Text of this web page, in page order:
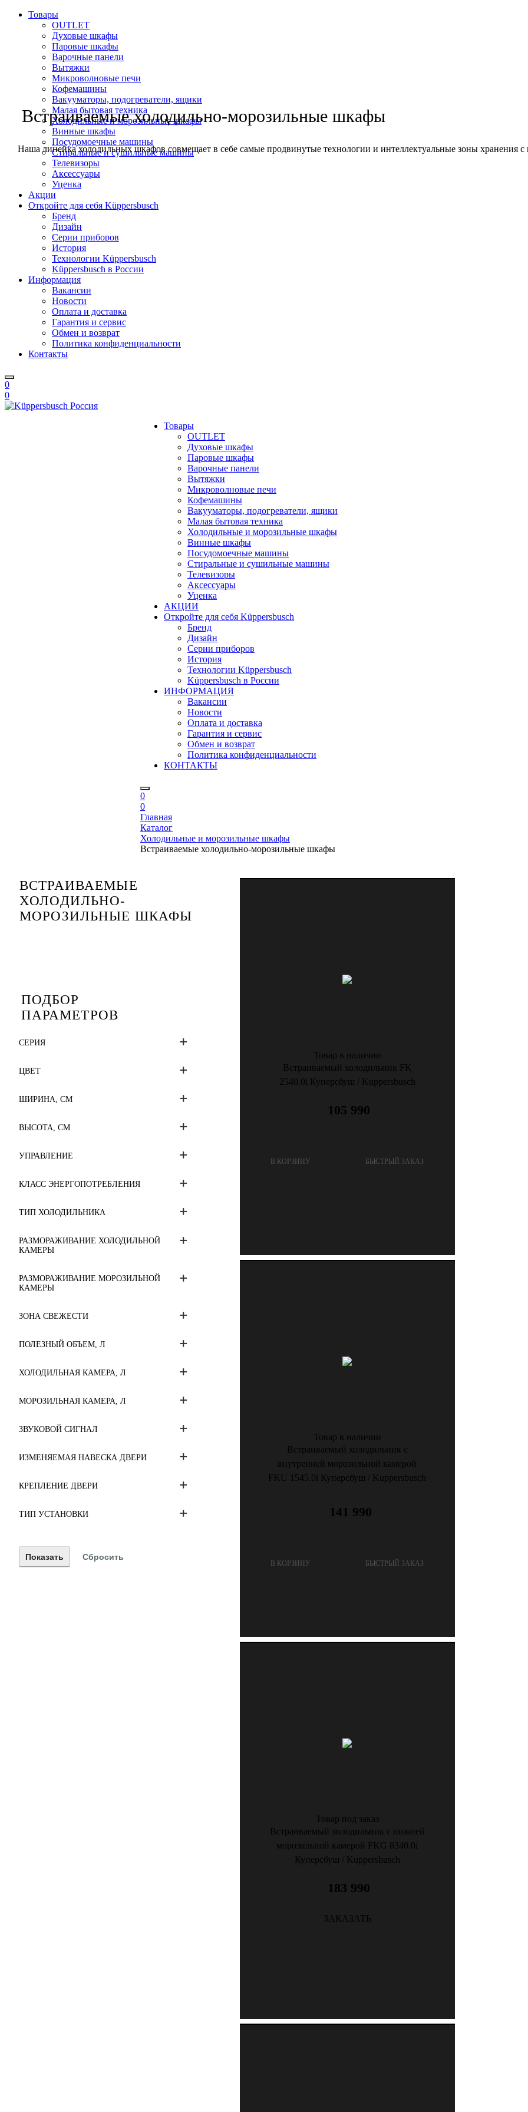
Товары
OUTLET
Духовые шкафы
Паровые шкафы
Варочные панели
Вытяжки
Микроволновые печи
Кофемашины
Вакууматоры, подогреватели, ящики
Малая бытовая техника
Холодильные и морозильные шкафы
Винные шкафы
Посудомоечные машины
Стиральные и сушильные машины
Телевизоры
Аксессуары
Уценка
Акции
Откройте для себя Küppersbusch
Бренд
Дизайн
Серии приборов
История
Технологии Küppersbusch
Küppersbusch в России
Информация
Вакансии
Новости
Оплата и доставка
Гарантия и сервис
Обмен и возврат
Политика конфиденциальности
Контакты
0
0
Товары
OUTLET
Духовые шкафы
Паровые шкафы
Варочные панели
Вытяжки
Микроволновые печи
Кофемашины
Вакууматоры, подогреватели, ящики
Малая бытовая техника
Холодильные и морозильные шкафы
Винные шкафы
Посудомоечные машины
Стиральные и сушильные машины
Телевизоры
Аксессуары
Уценка
АКЦИИ
Откройте для себя Küppersbusch
Бренд
Дизайн
Серии приборов
История
Технологии Küppersbusch
Küppersbusch в России
ИНФОРМАЦИЯ
Вакансии
Новости
Оплата и доставка
Гарантия и сервис
Обмен и возврат
Политика конфиденциальности
КОНТАКТЫ
0
0
Главная
Каталог
Холодильные и морозильные шкафы
Встраиваемые холодильно-морозильные шкафы
Встраиваемые холодильно-морозильные шкафы
Наша линейка холодильных шкафов совмещает в себе самые продвинутые технологии и интеллектуальные зоны хранения
ВСТРАИВАЕМЫЕ
ХОЛОДИЛЬНО-
МОРОЗИЛЬНЫЕ ШКАФЫ
ПОДБОР
ПАРАМЕТРОВ
СЕРИЯ
ЦВЕТ
ШИРИНА, СМ
ВЫСОТА, СМ
УПРАВЛЕНИЕ
КЛАСС ЭНЕРГОПОТРЕБЛЕНИЯ
ТИП ХОЛОДИЛЬНИКА
РАЗМОРАЖИВАНИЕ ХОЛОДИЛЬНОЙ
КАМЕРЫ
РАЗМОРАЖИВАНИЕ МОРОЗИЛЬНОЙ
КАМЕРЫ
ЗОНА СВЕЖЕСТИ
ПОЛЕЗНЫЙ ОБЪЕМ, Л
ХОЛОДИЛЬНАЯ КАМЕРА, Л
МОРОЗИЛЬНАЯ КАМЕРА, Л
ЗВУКОВОЙ СИГНАЛ
ИЗМЕНЯЕМАЯ НАВЕСКА ДВЕРИ
КРЕПЛЕНИЕ ДВЕРИ
ТИП УСТАНОВКИ
Товар в наличии
Встраиваемый холодильник FK
2540.0i Куперсбуш / Kuppersbusch
105 990
В КОРЗИНУ БЫСТРЫЙ ЗАКАЗ
Товар в наличии
Встраиваемый холодильник с
внутренней морозильной камерой
FKU 1545.0i Куперсбуш / Kuppersbusch
141 990
В КОРЗИНУ БЫСТРЫЙ ЗАКАЗ
Товар под заказ
Встраиваемый холодильник с нижней
морозильной камерой FKG 8340.0i
Куперсбуш / Kuppersbusch
183 990
ЗАКАЗАТЬ